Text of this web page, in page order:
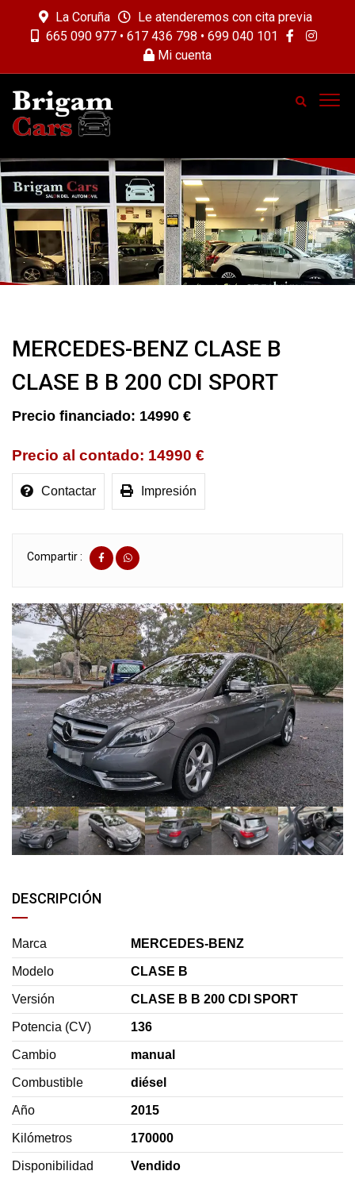
La Coruña
Le atenderemos con cita previa
665 090 977 • 617 436 798 • 699 040 101
Mi cuenta
MERCEDES-BENZ CLASE B
CLASE B B 200 CDI SPORT
14990 €
14990 €
Contactar Impresión
Compartir :
DESCRIPCIÓN
Marca MERCEDES-BENZ
Modelo CLASE B
Versión CLASE B B 200 CDI SPORT
Potencia (CV) 136
Cambio manual
Combustible diésel
Año 2015
Kilómetros 170000
Disponibilidad Vendido